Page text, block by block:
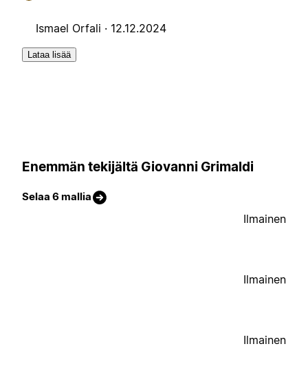
Ismael Orfali · 12.12.2024
Lataa lisää
Enemmän tekijältä Giovanni Grimaldi
Selaa 6 mallia
Ilmainen
Ilmainen
Ilmainen